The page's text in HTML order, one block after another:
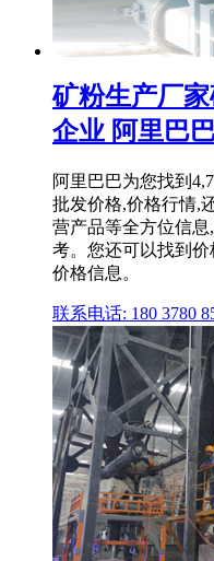
矿粉生产厂家
企业 阿里巴
阿里巴巴为您找到
批发价格,价格行情,
营产品等全方位信
考。您还可以找到
价格信息。
联系电话: 180 3780